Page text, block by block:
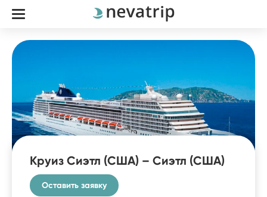
Круиз Сиэтл (США) – Сиэтл (США)
Оставить заявку